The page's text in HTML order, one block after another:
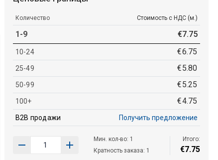
Количество Стоимость с НДС (м.)
1-9 €7.75
10-24 €6.75
25-49 €5.80
50-99 €5.25
100+ €4.75
B2B продажи Получить предложение
Мин. кол-во: 1
Кратность заказа: 1
Итого:
€7.75